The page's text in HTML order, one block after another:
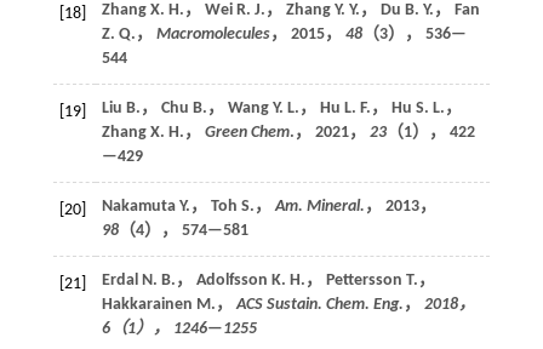
[18]
Zhang X. H.， Wei R. J.， Zhang Y. Y.， Du B. Y.， Fan
Z. Q.， Macromolecules， 2015， 48（3）， 536—
544
[19]
Liu B.， Chu B.， Wang Y. L.， Hu L. F.， Hu S. L.，
Zhang X. H.， Green Chem.， 2021， 23（1）， 422
—429
[20] Nakamuta Y.， Toh S.，Am. Mineral. ， 2013，
98（4）， 574—581
[21]
Erdal N. B.， Adolfsson K. H.， Pettersson T.，
Hakkarainen M.，ACS Sustain. Chem. Eng. ， 2018，
6（1）， 1246—1255